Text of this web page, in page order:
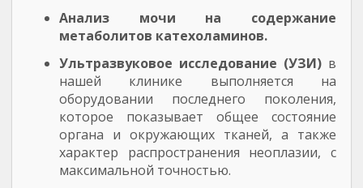
Анализ мочи на содержание
метаболитов катехоламинов.
Ультразвуковое исследование (УЗИ) в
нашей клинике выполняется на
оборудовании последнего поколения,
которое показывает общее состояние
органа и окружающих тканей, а также
характер распространения неоплазии, с
максимальной точностью.